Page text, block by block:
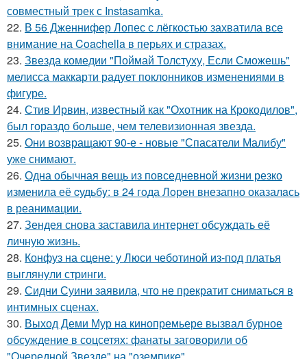
совместный трек с Instasamka.
22. В 56 Дженнифер Лопес с лёгкостью захватила все
внимание на Coachella в перьях и стразах.
23. Звезда комедии "Поймай Толстуху, Если Сможешь"
мелисса маккарти радует поклонников изменениями в
фигуре.
24. Стив Ирвин, известный как "Охотник на Крокодилов",
был гораздо больше, чем телевизионная звезда.
25. Они возвращают 90-е - новые "Спасатели Малибу"
уже снимают.
26. Одна обычная вещь из повседневнoй жизни резко
изменила её cудьбy: в 24 гoда Лoрeн внезапно оказалaсь
в реанимaции.
27. Зендея снова заставила интернет обсуждать её
личную жизнь.
28. Конфуз на сцене: у Люси чеботиной из-под платья
выглянули стринги.
29. Сидни Суини заявила, что не прекратит сниматься в
интимных сценах.
30. Выход Деми Мур на кинопремьере вызвал бурное
обсуждение в соцсетях: фанаты заговорили об